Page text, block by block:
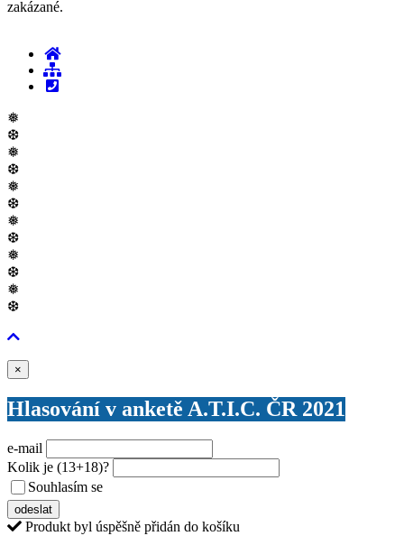
zakázané.
❅
❆
❅
❆
❅
❆
❅
❆
❅
❆
❅
❆
×
Hlasování v anketě A.T.I.C. ČR 2021
e-mail
Kolik je (13+18)?
Souhlasím se
odeslat
Produkt byl úspěšně přidán do košíku